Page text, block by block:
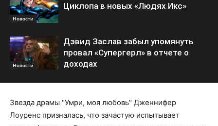
Новости
Циклопа в новых «Людях Икс»
Новости
Дэвид Заслав забыл упомянуть
провал «Супергерл» в отчете о
доходах
Звезда драмы "Умри, моя любовь" Дженнифер
Лоуренс призналась, что зачастую испытывает